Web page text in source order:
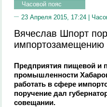
Часовой пояс
23 Апреля 2015, 17:24 |
Вячеслав Шпорт
импортозамещению
Предприятия пищевой и
промышленности
работать в сфере
поручение дал
совещании.